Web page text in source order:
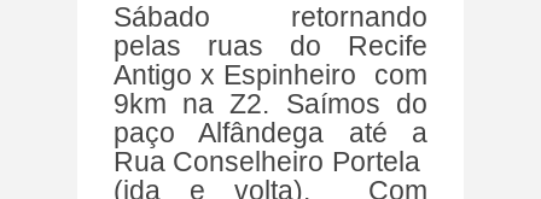
Sábado retornando
pelas ruas do Recife
Antigo x Espinheiro com
9km na Z2. Saímos do
paço Alfândega até a
Rua Conselheiro Portela
(ida e volta). Com